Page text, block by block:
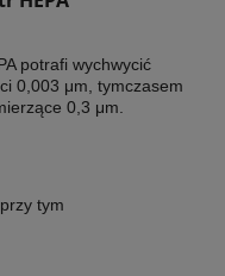
potrafi wychwycić
0,003 μm, tymczasem
0,3 μm.
tym